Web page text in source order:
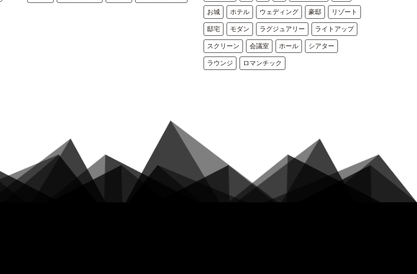
お城 ホテル ウェディング 豪邸 リゾート
邸宅 モダン ラグジュアリー ライトアップ
スクリーン 会議室 ホール シアター
ラウンジ ロマンチック